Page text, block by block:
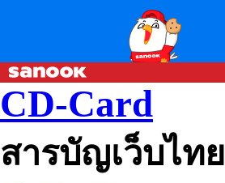
CD-Card
สารบัญเว็บไทย